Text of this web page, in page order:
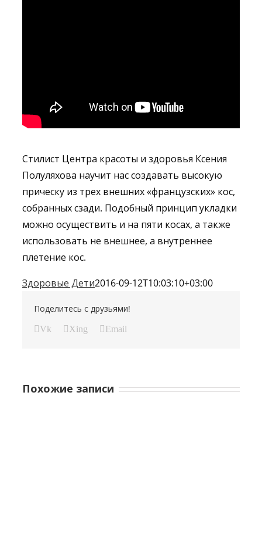
Стилист Центра красоты и здоровья Ксения
Полуляхова научит нас создавать высокую
прическу из трех внешних «французских» кос,
собранных сзади. Подобный принцип укладки
можно осуществить и на пяти косах, а также
использовать не внешнее, а внутреннее
плетение кос.
Здоровые Дети2016-09-12T10:03:10+03:00
Поделитесь с друзьями!
Vk Xing Email
Похожие записи